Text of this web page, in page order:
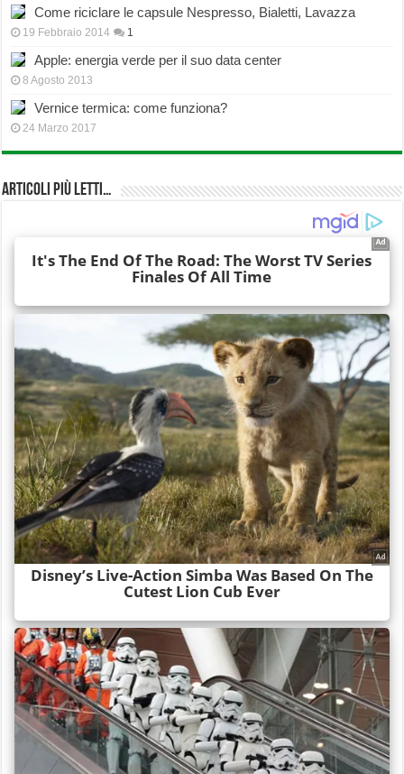
Come riciclare le capsule Nespresso, Bialetti, Lavazza
19 Febbraio 2014 1
Apple: energia verde per il suo data center
8 Agosto 2013
Vernice termica: come funziona?
24 Marzo 2017
Articoli più Letti…